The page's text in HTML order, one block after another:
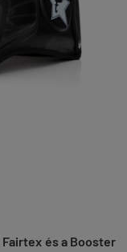
Fairtex és a Booster